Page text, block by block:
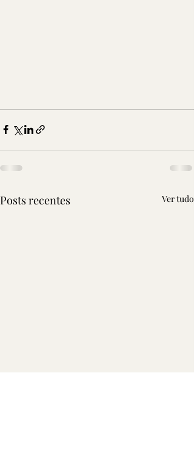
Posts recentes Ver tudo